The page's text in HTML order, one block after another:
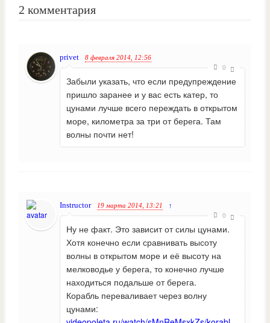
2 комментария
privet
8 февраля 2014, 12:56
0
Забыли указать, что если предупреждение
пришло заранее и у вас есть катер, то
цунами лучше всего переждать в открытом
море, километра за три от берега. Там
волны почти нет!
Instructor 19 марта 2014, 13:21
↑
0
Ну не факт. Это зависит от силы цунами.
Хотя конечно если сравнивать высоту
волны в открытом море и её высоту на
мелководье у берега, то конечно лучше
находиться подальше от берега.
Корабль переваливает через волну
цунами: